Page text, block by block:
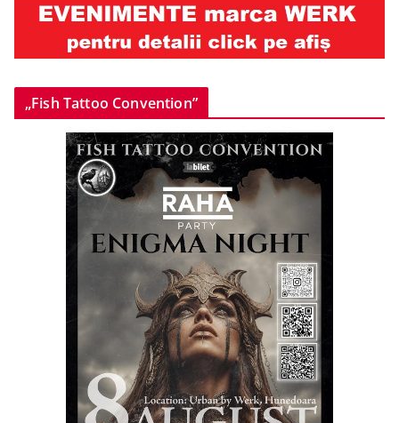
„Fish Tattoo Convention”